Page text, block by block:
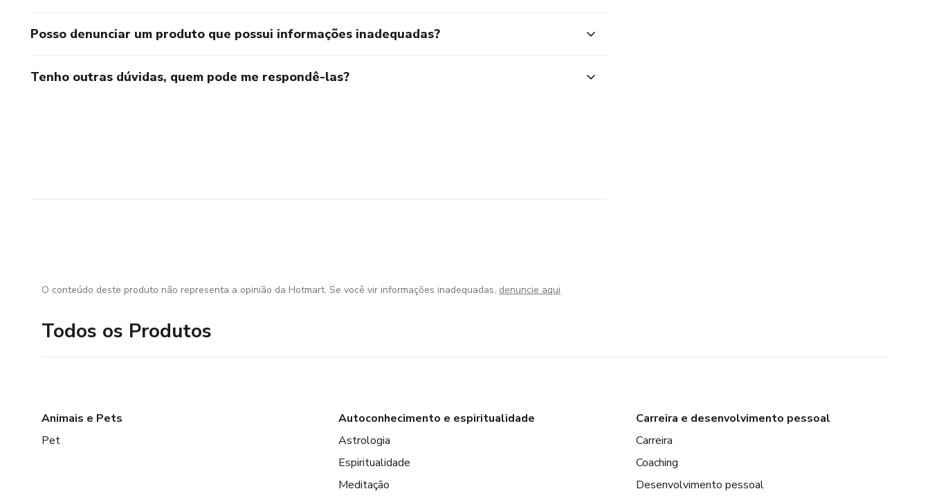
Posso denunciar um produto que possui informações inadequadas?
Tenho outras dúvidas, quem pode me respondê-las?
O conteúdo deste produto não representa a opinião da Hotmart. Se você vir informações inadequadas, denuncie aqui
Todos os Produtos
Animais e Pets
Pet
Autoconhecimento e espiritualidade
Astrologia
Espiritualidade
Meditação
Carreira e desenvolvimento pessoal
Carreira
Coaching
Desenvolvimento pessoal